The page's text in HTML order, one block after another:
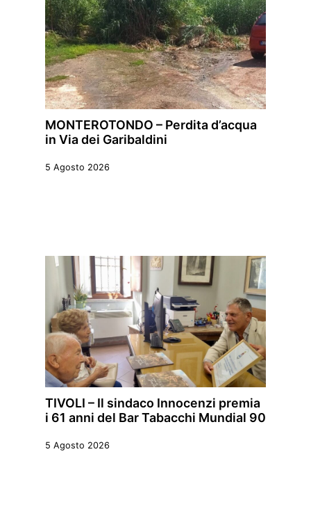
MONTEROTONDO – Perdita d’acqua
in Via dei Garibaldini
5 Agosto 2026
TIVOLI – Il sindaco Innocenzi premia
i 61 anni del Bar Tabacchi Mundial 90
5 Agosto 2026